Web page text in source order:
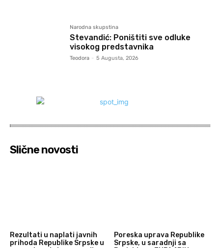
Narodna skupstina
Stevandić: Poništiti sve odluke
visokog predstavnika
Teodora - 5 Augusta, 2026
Slične novosti
Rezultati u naplati javnih
prihoda Republike Srpske u
Poreska uprava Republike
Srpske, u saradnji sa